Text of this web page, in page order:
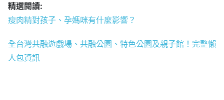
精選閱讀:
瘦肉精對孩子、孕媽咪有什麼影響？
全台灣共融遊戲場、共融公園、特色公園及親子館！完整懶
人包資訊